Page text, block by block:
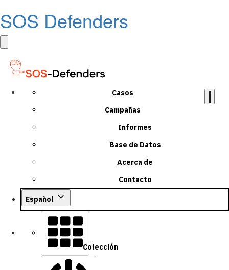
SOS Defenders
Casos
Campañas
Informes
Base de Datos
Acerca de
Contacto
Español
Colección